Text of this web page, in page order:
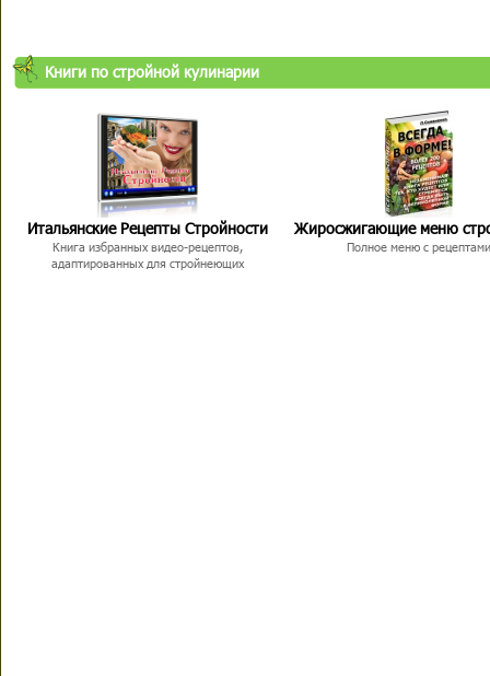
Книги по стройной кулинарии
Итальянские Рецепты Стройности
Книга избранных видео-рецептов,
адаптированных для стройнеющих
Жиросжигающие меню
Полное меню с рецептами